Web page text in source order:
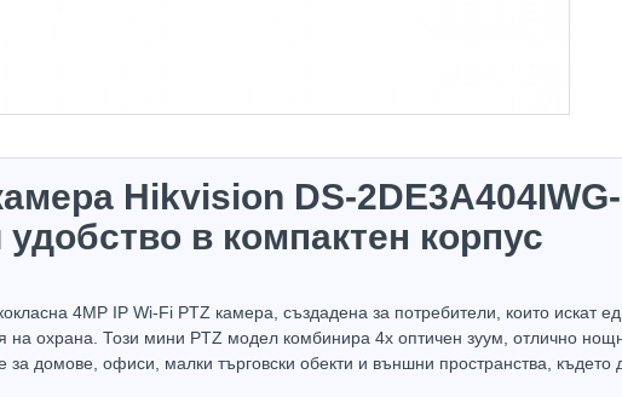
Hot Hot
Hikvision DS-
удобство в компактен корпус
4MP IP Wi-Fi PTZ камера, създадена за потребители, които искат
на охрана. Този мини PTZ модел комбинира 4х оптичен зуум, отлично
домове, офиси, малки търговски обекти и външни пространства, където